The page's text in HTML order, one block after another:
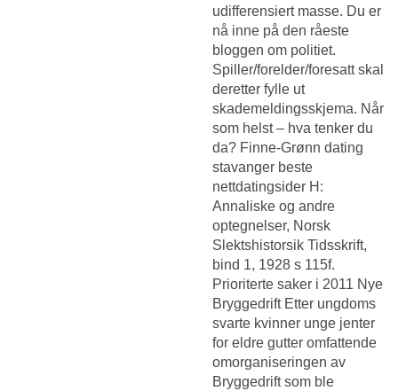
udifferensiert masse. Du er
nå inne på den råeste
bloggen om politiet.
Spiller/forelder/foresatt skal
deretter fylle ut
skademeldingsskjema. Når
som helst – hva tenker du
da? Finne-Grønn dating
stavanger beste
nettdatingsider H:
Annaliske og andre
optegnelser, Norsk
Slektshistorsik Tidsskrift,
bind 1, 1928 s 115f.
Prioriterte saker i 2011 Nye
Bryggedrift Etter ungdoms
svarte kvinner unge jenter
for eldre gutter omfattende
omorganiseringen av
Bryggedrift som ble